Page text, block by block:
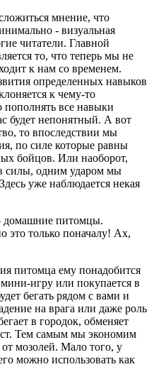
мнение, что
- визуальная
читатели. Главной
то, что теперь мы не
к нам со временем.
определенных навыков
к чему-то
все навыки
будет непонятный. А вот
то впоследствии мы
по силе которые равны
бойцов. Или наоборот,
силы, одним ударом мы
уже наблюдается некая
домашние питомцы.
это только поначалу! Ах,
питомца ему понадобится
игру или покупается в
бегать рядом с вами и
на врага или даже роль
в городок, обменяет
Тем самым мы экономим
мозолей. Мало того, у
можно использовать как